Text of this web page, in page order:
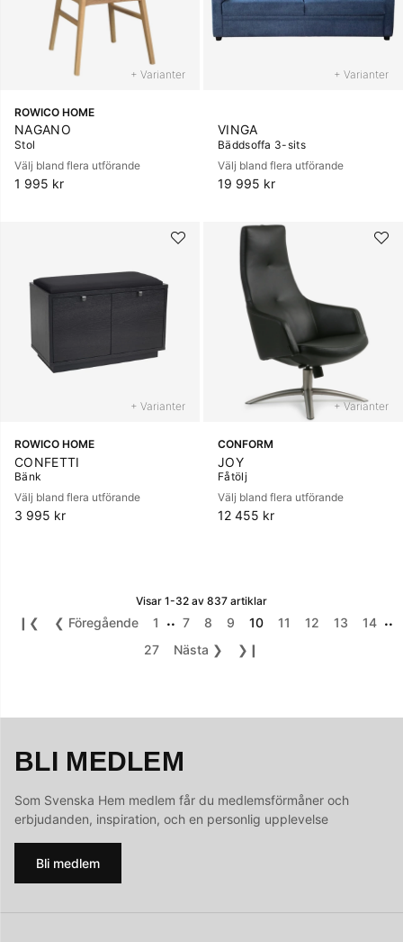
+ Varianter
ROWICO HOME
NAGANO
Stol
Välj bland flera utförande
1 995 kr
+ Varianter
VINGA
Bäddsoffa 3-sits
Välj bland flera utförande
19 995 kr
+ Varianter
ROWICO HOME
CONFETTI
Bänk
Välj bland flera utförande
3 995 kr
+ Varianter
CONFORM
JOY
Fåtölj
Välj bland flera utförande
12 455 kr
Visar 1-32 av 837 artiklar
❙❮ ❮ Föregående 1 .. 7 8 9 10 11 12 13 14 ..
27 Nästa ❯ ❯❙
BLI MEDLEM
Som Svenska Hem medlem får du medlemsförmåner och
erbjudanden, inspiration, och en personlig upplevelse
Bli medlem